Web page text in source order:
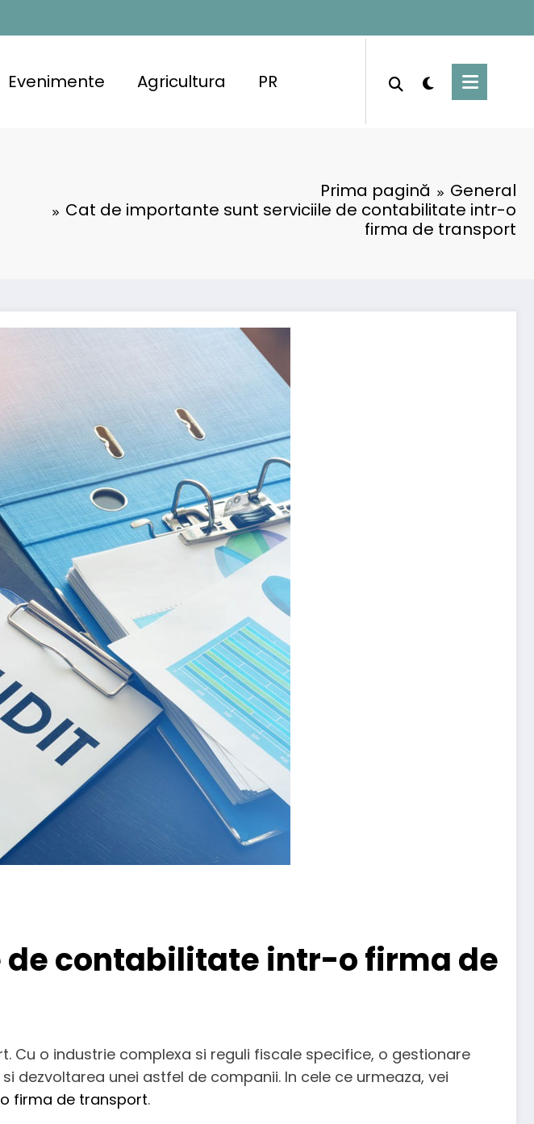
Evenimente Agricultura PR
Prima pagină
General
Cat de importante sunt serviciile de contabilitate intr-o
firma de transport
contabilitate intr-o firma de
Cu o industrie complexa si reguli fiscale specifice, o gestionare
unei astfel de companii. In cele ce urmeaza, vei
firma de transport.